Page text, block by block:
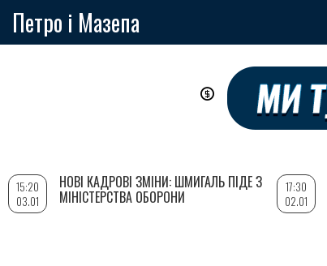
Петро і Мазепа
15:20
03.01
НОВІ КАДРОВІ ЗМІНИ: ШМИГАЛЬ ПІДЕ З
МІНІСТЕРСТВА ОБОРОНИ
17:30
02.01